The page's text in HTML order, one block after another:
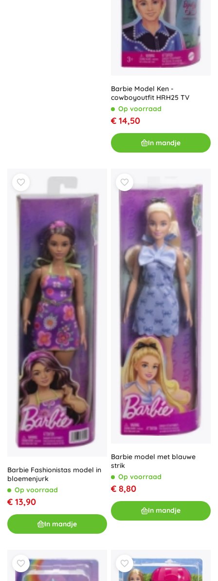
Barbie Model Ken -
cowboyoutfit HRH25 TV
Op voorraad
€ 14,50
In mandje
Barbie Fashionistas model in
bloemenjurk
Op voorraad
€ 13,90
In mandje
Barbie model met blauwe
strik
Op voorraad
€ 8,80
In mandje